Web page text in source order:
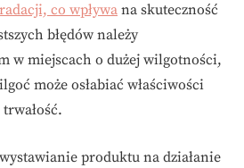
co wpływa na skuteczność
błędów należy
w miejscach o dużej wilgotności,
może osłabiać właściwości
produktu na działanie